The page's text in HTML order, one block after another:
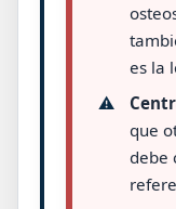
es la
⚠️
que
debe